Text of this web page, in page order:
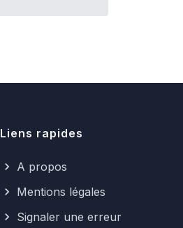
Liens rapides
A propos
Mentions légales
Signaler une erreur